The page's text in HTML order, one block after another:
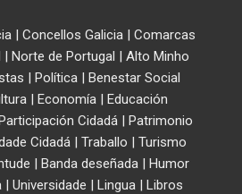
| Concellos Galicia| Comarcas
| Norte de Portugal | Alto Minho
| Política| Benestar Social
| Economía | Educación
Cidadá| Patrimonio
Cidadá | Traballo | Turismo
| Banda deseñada | Humor
| Universidade | Lingua| Libros